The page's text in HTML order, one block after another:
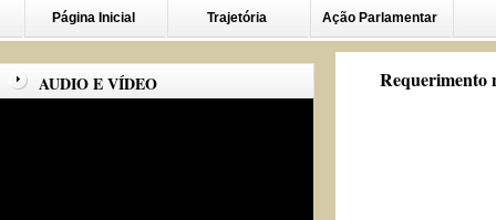
Página Inicial Trajetória Ação Parlamentar
AUDIO E VÍDEO Requerimento